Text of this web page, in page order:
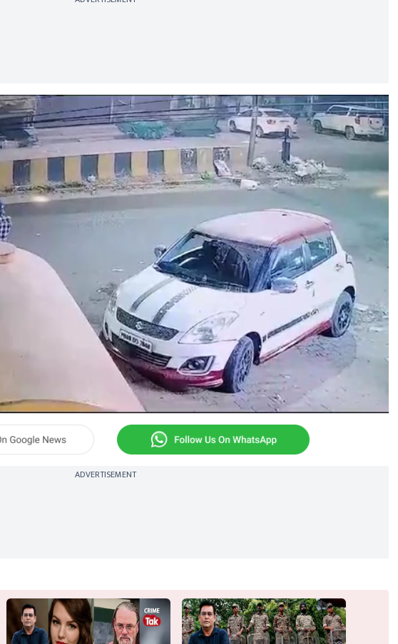
ADVERTISEMENT